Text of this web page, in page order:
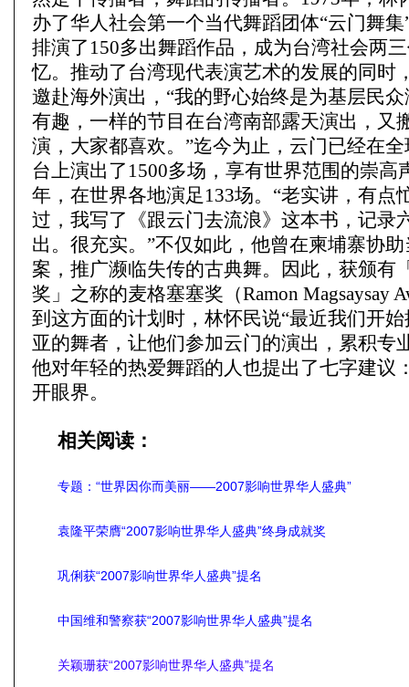
办了华人社会第一个当代舞蹈团体“云门舞集
排演了150多出舞蹈作品，成为台湾社会两
忆。推动了台湾现代表演艺术的发展的同时
邀赴海外演出，“我的野心始终是为基层民
有趣，一样的节目在台湾南部露天演出，又
演，大家都喜欢。”迄今为止，云门已经在
台上演出了1500多场，享有世界范围的崇高
年，在世界各地演足133场。“老实讲，有点
过，我写了《跟云门去流浪》这本书，记录
出。很充实。”不仅如此，他曾在柬埔寨协
案，推广濒临失传的古典舞。因此，获颁有
奖」之称的麦格塞塞奖（Ramon Magsaysay
到这方面的计划时，林怀民说“最近我们开
亚的舞者，让他们参加云门的演出，累积专
他对年轻的热爱舞蹈的人也提出了七字建议
开眼界。
相关阅读：
专题：“世界因你而美丽——2007影响世界华人盛典”
袁隆平荣膺“2007影响世界华人盛典”终身成就奖
巩俐获“2007影响世界华人盛典”提名
中国维和警察获“2007影响世界华人盛典”提名
关颖珊获“2007影响世界华人盛典”提名